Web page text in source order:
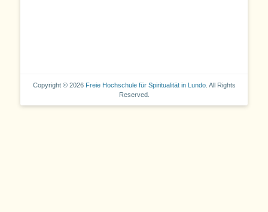
Copyright © 2026 Freie Hochschule für Spiritualität in Lundo. All Rights
Reserved.